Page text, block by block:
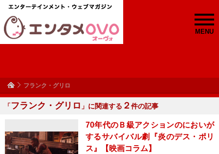
MENU
フランク・グリロ
「フランク・グリロ 」に関連する ２件の記事
70年代のＢ級アクションのにおいが
するサバイバル劇『炎のデス・ポリ
ス』【映画コラム】